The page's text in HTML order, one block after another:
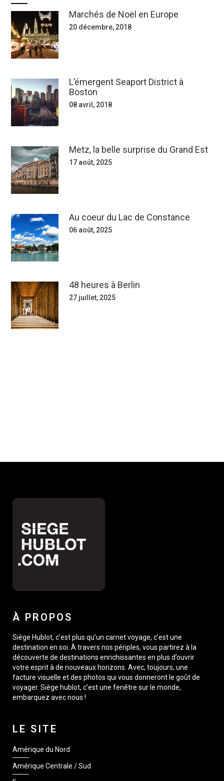
Marchés de Noël en Europe
20 décembre, 2018
L’émergent Seaport District à
Boston
08 avril, 2018
Metz, la belle surprise du Grand Est
17 août, 2025
Au coeur du Lac de Constance
06 août, 2025
48 heures à Berlin
27 juillet, 2025
À PROPOS
Siège Hublot, c’est plus qu’un carnet voyage, c’est une
destination en soi. À travers nos périples, vous partirez à la
découverte de destinations enrichissantes en plus d’ouvrir
votre esprit à de nouveaux horizons. Avec, toujours, une
facture visuelle et des photos qui vous donneront le goût de
voyager. Siège hublot, c’est une fenêtre sur le monde,
embarquez avec nous !
LE SITE
Amérique du Nord
Amérique Centrale / Sud